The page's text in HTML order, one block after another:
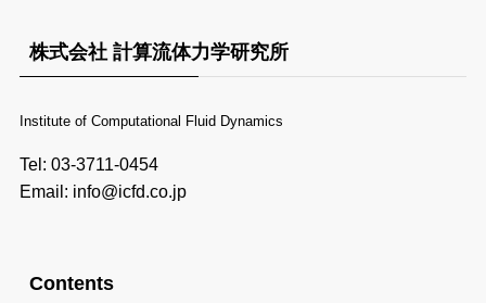
株式会社 計算流体力学研究所
Institute of Computational Fluid Dynamics
Tel: 03-3711-0454
Email: info@icfd.co.jp
Contents